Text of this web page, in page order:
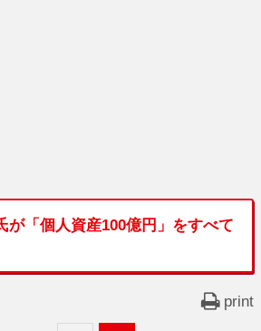
が「個人資産100億円」をすべて
print